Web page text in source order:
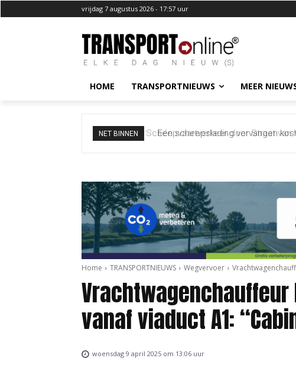
vrijdag 7 augustus 2026 - 17:57 uur
HOME TRANSPORTNIEUWS MEER
NET BINNEN Eén scheepslading vervangen
Home TRANSPORTNIEUWS Wegvervoer
vanaf viaduct A1:
woensdag 9 april 2025 om 13:06 uur